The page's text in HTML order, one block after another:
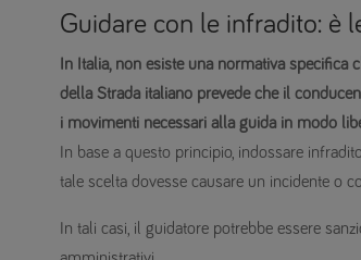
Guidare con le infradito: è
In Italia, non esiste una normativa
della Strada italiano prevede che il
i movimenti necessari alla guida in modo
In base a questo principio, indossare
tale scelta dovesse causare un incidente o
In tali casi, il guidatore potrebbe essere